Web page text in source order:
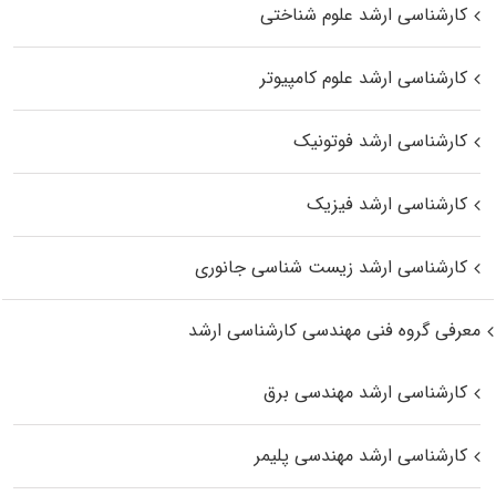
کارشناسی ارشد علوم شناختی
کارشناسی ارشد علوم کامپیوتر
کارشناسی ارشد فوتونیک
کارشناسی ارشد فیزیک
کارشناسی ارشد زیست‌ شناسی جانوری
معرفی گروه فنی مهندسی کارشناسی ارشد
کارشناسی ارشد مهندسی برق
کارشناسی ارشد مهندسی پلیمر